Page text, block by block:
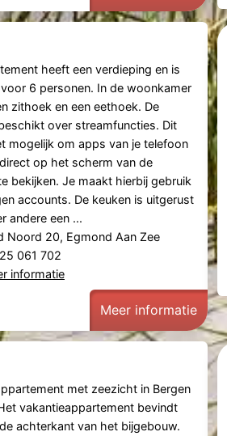
heeft een verdieping en is
6 personen. In de woonkamer
zithoek en een eethoek. De
over streamfuncties. Dit
mogelijk om apps van je telefoon
op het scherm van de
bekijken. Je maakt hierbij gebruik
accounts. De keuken is uitgerust
andere een ...
Noord 20, Egmond Aan Zee
061 702
informatie
Meer informatie
met zeezicht in Bergen
vakantieappartement bevindt
achterkant van het bijgebouw.